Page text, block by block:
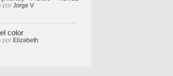
por Jorge V
color
por Elizabeth